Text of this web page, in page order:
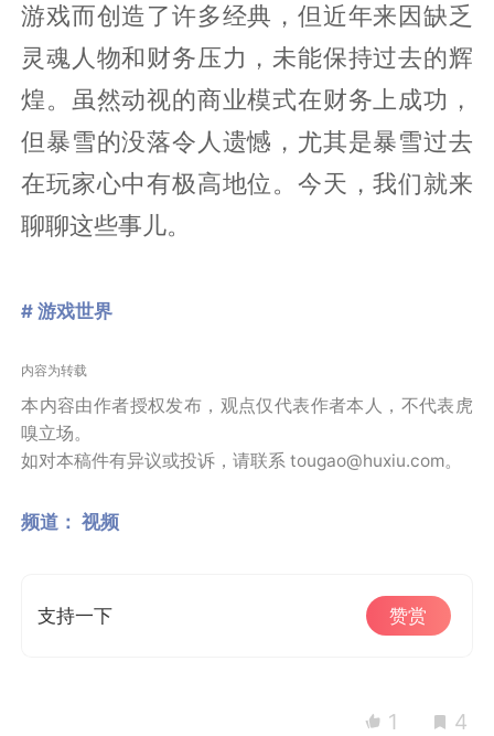
游戏而创造了许多经典，但近年来因缺乏
灵魂人物和财务压力，未能保持过去的辉
煌。虽然动视的商业模式在财务上成功，
但暴雪的没落令人遗憾，尤其是暴雪过去
在玩家心中有极高地位。今天，我们就来
聊聊这些事儿。
# 游戏世界
内容为转载
本内容由作者授权发布，观点仅代表作者本人，不代表虎
嗅立场。
如对本稿件有异议或投诉，请联系 tougao@huxiu.com。
频道： 视频
支持一下 赞赏
1 4